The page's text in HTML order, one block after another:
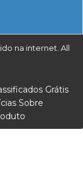
na internet. All
Grátis
Sobre